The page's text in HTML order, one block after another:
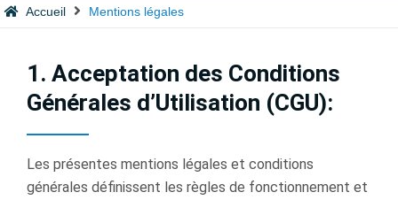
Accueil Mentions légales
1. Acceptation des Conditions
Générales d’Utilisation (CGU):
Les présentes mentions légales et conditions
générales déﬁnissent les règles de fonctionnement et